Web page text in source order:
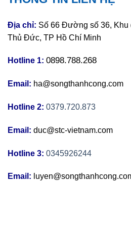
Địa chỉ: Số 66 Đường số 36, Khu
Thủ Đức, TP Hồ Chí Minh
Hotline 1: 0898.788.268
Email: ha@songthanhcong.com
Hotline 2: 0379.720.873
Email: duc@stc-vietnam.com
Hotline 3: 0345926244
Email: